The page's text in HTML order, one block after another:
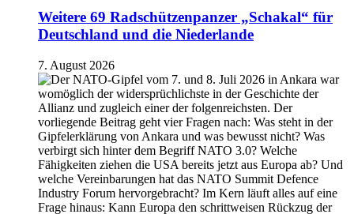
Weitere 69 Radschützenpanzer „Schakal“ für
Deutschland und die Niederlande
7. August 2026